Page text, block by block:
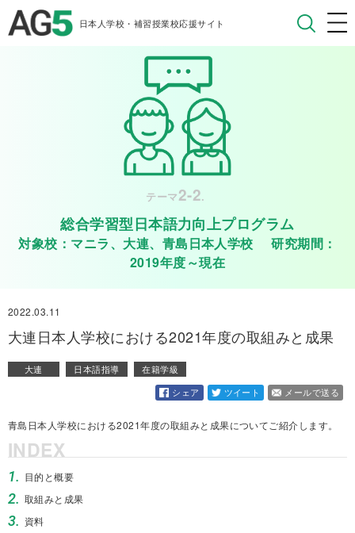
日本人学校・補習授業校応援サイト
テーマ2-2.
総合学習型日本語力向上プログラム
対象校：マニラ、大連、青島日本人学校 研究期間：
2019年度～現在
2022.03.11
大連日本人学校における2021年度の取組みと成果
大連 日本語指導
在籍学級
シェア
ツイート メールで送る
青島日本人学校における2021年度の取組みと成果についてご紹介します。
INDEX
1. 目的と概要
2. 取組みと成果
3. 資料